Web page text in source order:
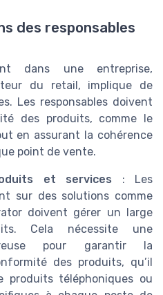
des responsables
dans une entreprise,
du retail, implique de
Les responsables doivent
des produits, comme le
en assurant la cohérence
point de vente.
et services : Les
sur des solutions comme
doivent gérer un large
Cela nécessite une
pour garantir la
des produits, qu’il
produits téléphoniques ou